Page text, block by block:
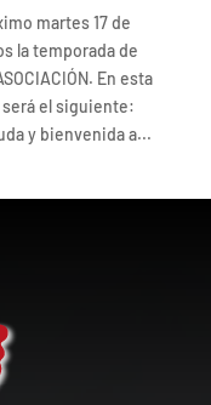
martes 17 de
la temporada de
En esta
el siguiente:
y bienvenida a...